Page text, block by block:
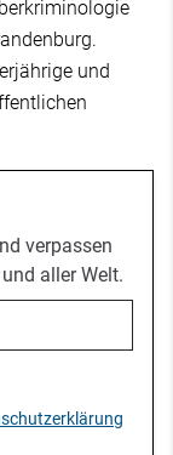
und
verpassen
aller Welt.